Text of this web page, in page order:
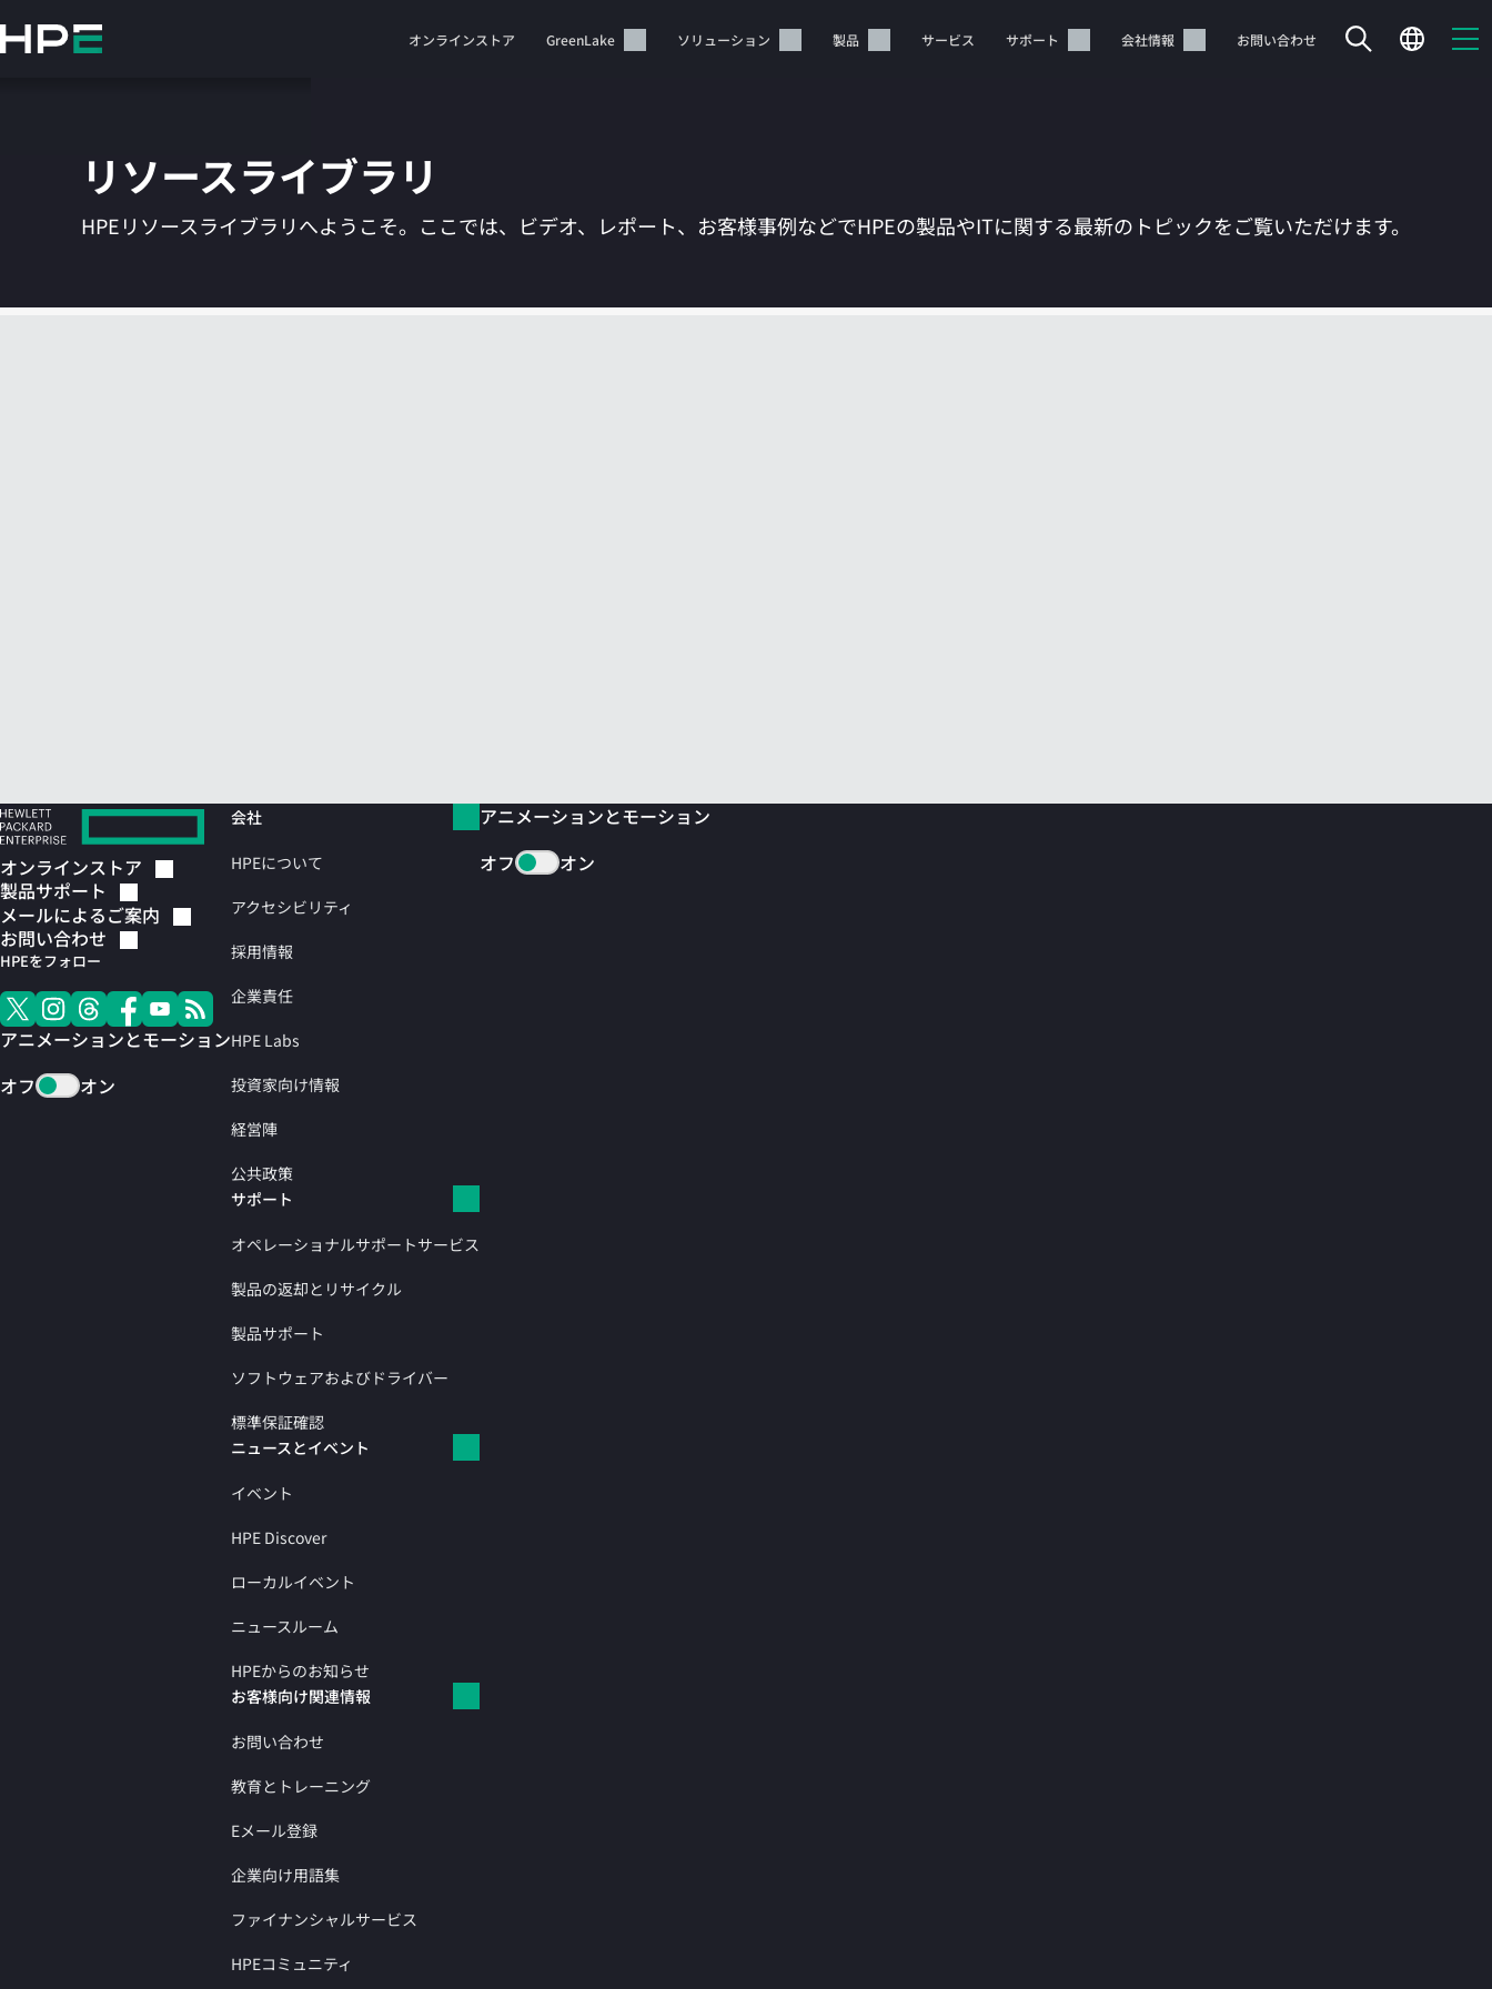
イ
ッ
オンラインストア GreenLake ソリューション 製品 サービス サポート 会社情報 お問い合わせ
カートは空です
リソースライブラリ
HPEリソースライブラリへようこそ。ここでは、ビデオ、レポート、お客様事例などでHPEの製品やITに関する最新のトピックをご覧いただけます。
オンラインストア
製品サポート
メールによるご案内
お問い合わせ
HPEをフォロー
アニメーションとモーション
オフ
オン
会社
HPEについて
アクセシビリティ
採用情報
企業責任
HPE Labs
投資家向け情報
経営陣
公共政策
サポート
オペレーショナルサポートサービス
製品の返却とリサイクル
製品サポート
ソフトウェアおよびドライバー
標準保証確認
ニュースとイベント
イベント
HPE Discover
ローカルイベント
ニュースルーム
HPEからのお知らせ
お客様向け関連情報
お問い合わせ
教育とトレーニング
Eメール登録
企業向け用語集
ファイナンシャルサービス
HPEコミュニティ
アニメーションとモーション
オフ
オン